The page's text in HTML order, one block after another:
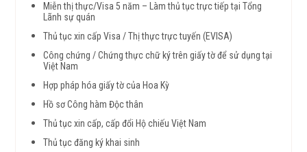
Miễn thị thực/Visa 5 năm – Làm thủ tục trực tiếp tại Tổng
Lãnh sự quán
Thủ tục xin cấp Visa / Thị thực trực tuyến (EVISA)
Công chứng / Chứng thực chữ ký trên giấy tờ để sử dụng tại
Việt Nam
Hợp pháp hóa giấy tờ của Hoa Kỳ
Hồ sơ Công hàm Độc thân
Thủ tục xin cấp, cấp đổi Hộ chiếu Việt Nam
Thủ tục đăng ký khai sinh